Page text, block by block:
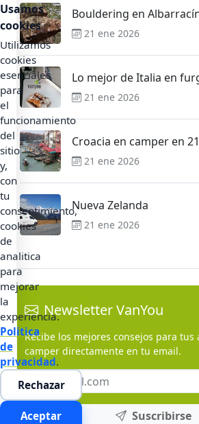
Bouldering en
21 ene 2026
Lo mejor de Italia en
21 ene 2026
Croacia en camper en
21 ene 2026
Nueva Zelanda
21 ene 2026
Newsletter VanYou
Recibe los mejores consejos para tus
camper directamente en tu email.
Suscribirse
Usamos
cookies
Utilizamos
cookies
esenciales
para
el
funcionamiento
del
sitio
y,
con
tu
consentimiento,
cookies
de
analitica
para
mejorar
la
experiencia.
Politica
de
privacidad.
Rechazar
Aceptar